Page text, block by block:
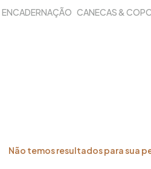
ENCADERNAÇÃO CANECAS &
Não temos resultados para sua